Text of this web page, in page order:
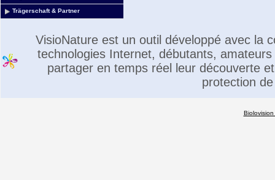
Trägerschaft & Partner
VisioNature est un outil développé avec la
technologies Internet, débutants,
partager en temps réel leur découverte
protection
Biolovision